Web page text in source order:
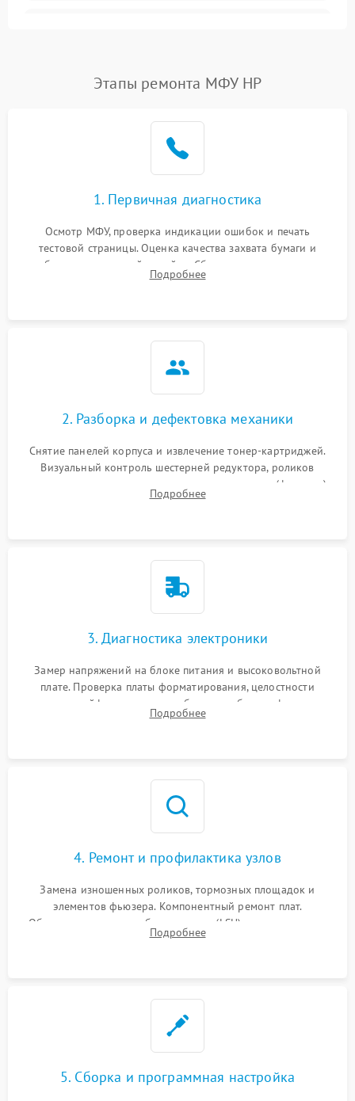
Этапы ремонта МФУ HP
1. Первичная диагностика
Осмотр МФУ, проверка индикации ошибок и печать
тестовой страницы. Оценка качества захвата бумаги и
работы сканирующей линейки. Сбор данных о замятиях,
дефектах изображения или посторонних шумах при работе.
Подробнее
2. Разборка и дефектовка механики
Снятие панелей корпуса и извлечение тонер-картриджей.
Визуальный контроль шестерней редуктора, роликов
захвата, термопленки и прижимного вала в печи (фьюзере).
Проверка оптики сканера на загрязнения.
Подробнее
3. Диагностика электроники
Замер напряжений на блоке питания и высоковольтной
плате. Проверка платы форматирования, целостности
плоских шлейфов сканера и работоспособности флажков и
оптопар (датчиков прохождения бумаги).
Подробнее
4. Ремонт и профилактика узлов
Замена изношенных роликов, тормозных площадок и
элементов фьюзера. Компонентный ремонт плат.
Обязательная очистка блока лазера (LSU), зеркал и тракта
печати от просыпанного тонера и бумажной пыли.
Подробнее
5. Сборка и программная настройка